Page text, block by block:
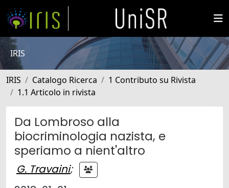
IRIS
IRIS Catalogo Ricerca
1 Contributo su Rivista
1.1 Articolo in rivista
Da Lombroso alla
biocriminologia nazista, e
speriamo a nient'altro
G. Travaini;